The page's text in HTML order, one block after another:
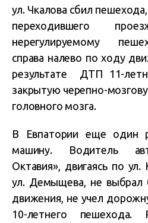
ул. Чкалова сбил
переходившего
нерегулируемому
справа налево по ходу
результате ДТП 11-
закрытую черепно-
головного мозга.
В Евпатории еще один
машину. Водитель
Октавия», двигаясь по ул.
ул. Демыщева, не выбрал
движения, не учел
10-летнего пешехода.